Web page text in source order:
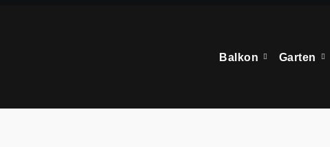
Balkon
Garten